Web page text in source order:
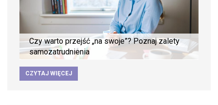
Czy warto przejść „na swoje”? Poznaj zalety
samozatrudnienia
CZYTAJ WIĘCEJ